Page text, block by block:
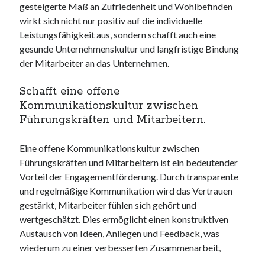
gesteigerte Maß an Zufriedenheit und Wohlbefinden
wirkt sich nicht nur positiv auf die individuelle
Leistungsfähigkeit aus, sondern schafft auch eine
gesunde Unternehmenskultur und langfristige Bindung
der Mitarbeiter an das Unternehmen.
Schafft eine offene
Kommunikationskultur zwischen
Führungskräften und Mitarbeitern.
Eine offene Kommunikationskultur zwischen
Führungskräften und Mitarbeitern ist ein bedeutender
Vorteil der Engagementförderung. Durch transparente
und regelmäßige Kommunikation wird das Vertrauen
gestärkt, Mitarbeiter fühlen sich gehört und
wertgeschätzt. Dies ermöglicht einen konstruktiven
Austausch von Ideen, Anliegen und Feedback, was
wiederum zu einer verbesserten Zusammenarbeit,